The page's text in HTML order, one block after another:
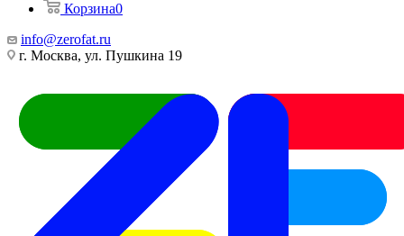
Корзина0
info@zerofat.ru
г. Москва, ул. Пушкина 19